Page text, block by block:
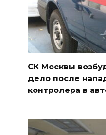
СК Москвы
дело после
контролера в